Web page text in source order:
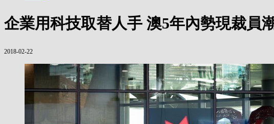
企業用科技取替人手 澳5年內勢現裁員
2018-02-22